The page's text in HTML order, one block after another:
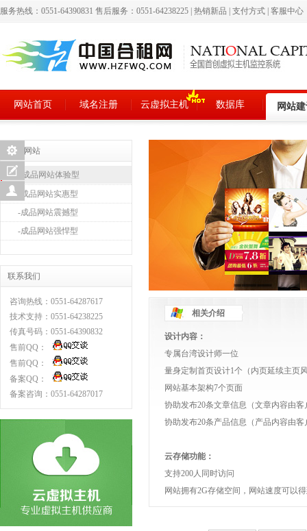
服务热线：0551-64390831 售后服务：0551-64238225 热销新品 支付方式 客服中心
网站首页 域名注册 云虚拟主机 数据库 网站
成品网站
-成品网站体验型
-成品网站实惠型
-成品网站震撼型
-成品网站强悍型
联系我们
咨询热线：0551-64287617
技术支持：0551-64238225
传真号码：0551-64390832
售前QQ：
售前QQ：
备案QQ：
备案咨询：0551-64287017
相关介绍
设计内容：
专属台湾设计师一位
量身定制首页设计1个（内页延续主页
网站基本架构7个页面
协助发布20条文章信息（文章内容由客
协助发布20条产品信息（产品内容由客
云存储功能：
支持200人同时访问
网站拥有2G存储空间，网站速度可以